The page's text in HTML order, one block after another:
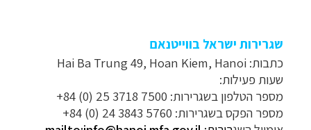
שגרירות ישראל בווייטנאם
כתבות: Hai Ba Trung 49, Hoan Kiem, Hanoi
שעות פעילות:
מספר הטלפון בשגרירות: 7500 3718 25 (0) 84+
מספר הפקס בשגרירות: 5760 3843 24 (0) 84+